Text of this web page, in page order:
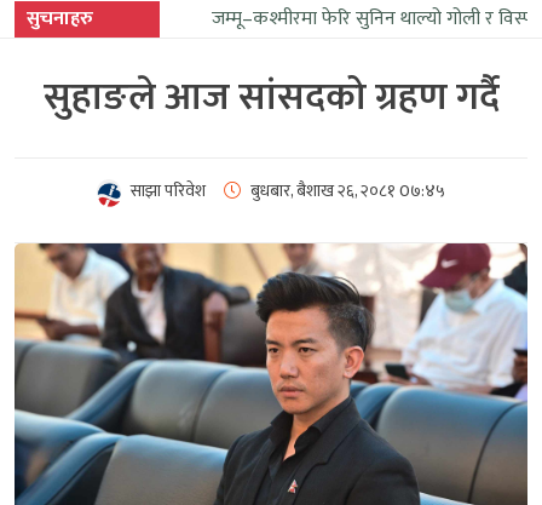
सुचनाहरु जम्मू–कश्मीरमा फेरि सुनिन थाल्यो गोली र
सुहाङले आज सांसदको ग्रहण गर्दै
साझा परिवेश बुधबार, बैशाख २६, २०८१0७:४५